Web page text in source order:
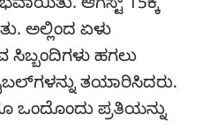
ಆಗಸ್ಟ್‌ 15ಕ್ಕೆ
ಅಲ್ಲಿಂದ ಏಳು
ಹಗಲು
ತಯಾರಿಸಿದರು.
ಒಂದೊಂದು ಪ್ರತಿಯನ್ನು